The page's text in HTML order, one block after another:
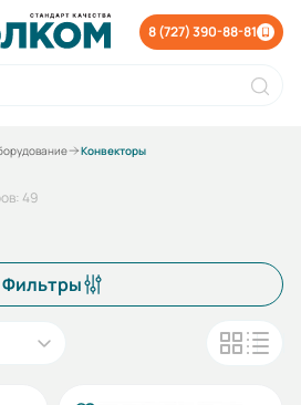
8 (727) 390-88-81
Конвекторы
49
Фильтры